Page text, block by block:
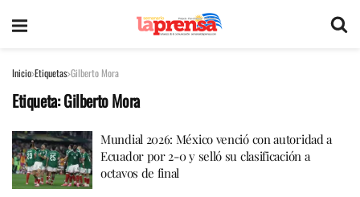
Inicio Etiquetas Gilberto Mora
Etiqueta:Gilberto Mora
Mundial 2026: México venció con autoridad a
Ecuador por 2-0 y selló su clasificación a
octavos de final